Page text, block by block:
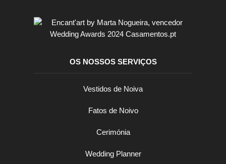
OS NOSSOS SERVIÇOS
Vestidos de Noiva
Fatos de Noivo
Cerimónia
Wedding Planner